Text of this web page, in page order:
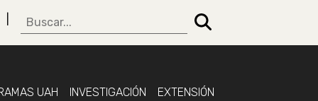
UAH INVESTIGACIÓN EXTENSIÓN